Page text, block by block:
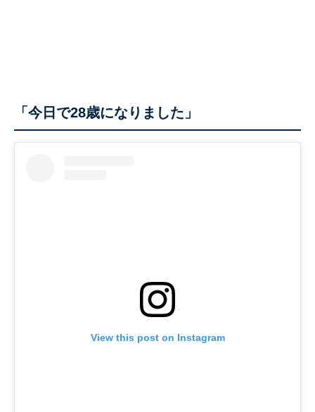
「今日で28歳になりました」
View this post on Instagram